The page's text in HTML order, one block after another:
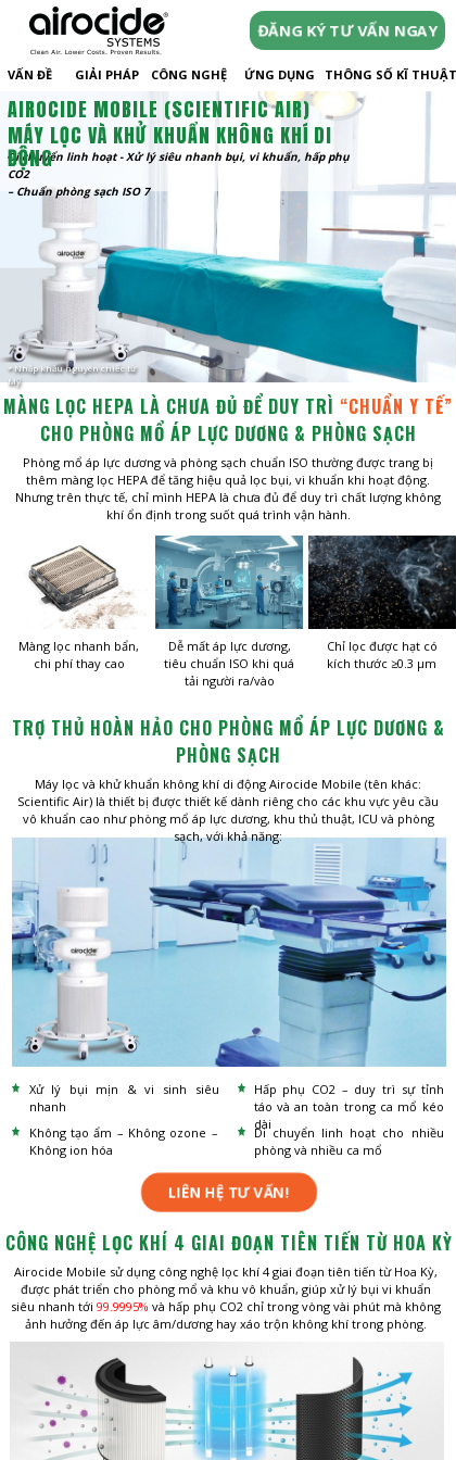
VẤN ĐỀ GIẢI PHÁP CÔNG NGHỆ ỨNG DỤNG THÔNG SỐ KĨ THUẬT
ĐĂNG KÝ TƯ VẤN NGAY
* Nhập khẩu nguyên chiếc từ
Mỹ
Di chuyển linh hoạt - Xử lý siêu nhanh bụi, vi khuẩn, hấp phụ
CO2
– Chuẩn phòng sạch ISO 7
AIROCIDE MOBILE (SCIENTIFIC AIR)
MÁY LỌC VÀ KHỬ KHUẨN KHÔNG KHÍ DI
ĐỘNG
Phòng mổ áp lực dương và phòng sạch chuẩn ISO thường được trang bị
thêm màng lọc HEPA để tăng hiệu quả lọc bụi, vi khuẩn khi hoạt động.
Nhưng trên thực tế, chỉ mình HEPA là chưa đủ để duy trì chất lượng không
khí ổn định trong suốt quá trình vận hành.
Màng lọc nhanh bẩn,
chi phí thay cao
Dễ mất áp lực dương,
tiêu chuẩn ISO khi quá
tải người ra/vào
Chỉ lọc được hạt có
kích thước ≥0.3 µm
MÀNG LỌC HEPA LÀ CHƯA ĐỦ ĐỂ DUY TRÌ “CHUẨN Y TẾ”
CHO PHÒNG MỔ ÁP LỰC DƯƠNG & PHÒNG SẠCH
Máy lọc và khử khuẩn không khí di động Airocide Mobile (tên khác:
Scientific Air) là thiết bị được thiết kế dành riêng cho các khu vực yêu cầu
vô khuẩn cao như phòng mổ áp lực dương, khu thủ thuật, ICU và phòng
sạch, với khả năng:
LIÊN HỆ TƯ VẤN!
Xử lý bụi mịn & vi sinh siêu
nhanh
Hấp phụ CO2 – duy trì sự tỉnh
táo và an toàn trong ca mổ kéo
dài
Không tạo ẩm – Không ozone –
Không ion hóa
Di chuyển linh hoạt cho nhiều
phòng và nhiều ca mổ
TRỢ THỦ HOÀN HẢO CHO PHÒNG MỔ ÁP LỰC DƯƠNG &
PHÒNG SẠCH
Airocide Mobile sử dụng công nghệ lọc khí 4 giai đoạn tiên tiến từ Hoa Kỳ,
được phát triển cho phòng mổ và khu vô khuẩn, giúp xử lý bụi vi khuẩn
siêu nhanh tới 99.9995% và hấp phụ CO2 chỉ trong vòng vài phút mà không
ảnh hưởng đến áp lực âm/dương hay xáo trộn không khí trong phòng.
CÔNG NGHỆ LỌC KHÍ 4 GIAI ĐOẠN TIÊN TIẾN TỪ HOA KỲ